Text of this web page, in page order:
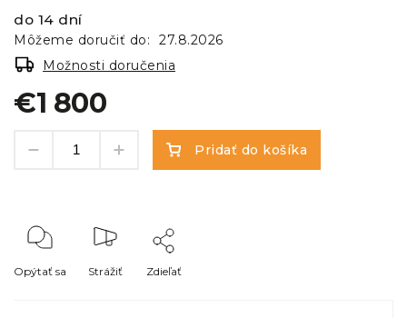
€1 800
do 14 dní
Môžeme doručiť do:
27.8.2026
Možnosti doručenia
Pridať do košíka
Opýtať sa Strážiť Zdieľať